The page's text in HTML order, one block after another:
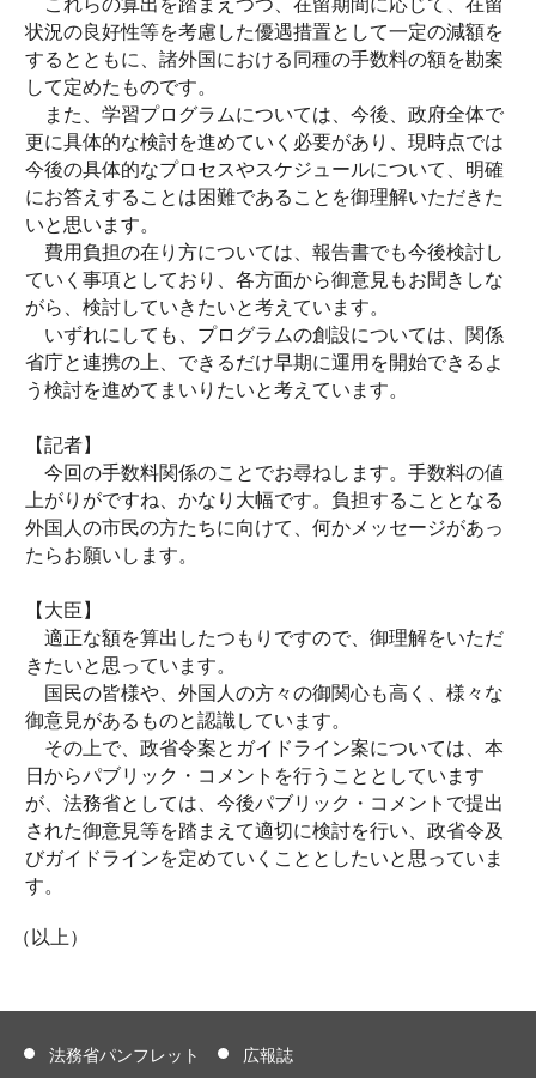
これらの算出を踏まえつつ、在留期間に応じて、在留
状況の良好性等を考慮した優遇措置として一定の減額を
するとともに、諸外国における同種の手数料の額を勘案
して定めたものです。
また、学習プログラムについては、今後、政府全体で
更に具体的な検討を進めていく必要があり、現時点では
今後の具体的なプロセスやスケジュールについて、明確
にお答えすることは困難であることを御理解いただきた
いと思います。
費用負担の在り方については、報告書でも今後検討し
ていく事項としており、各方面から御意見もお聞きしな
がら、検討していきたいと考えています。
いずれにしても、プログラムの創設については、関係
省庁と連携の上、できるだけ早期に運用を開始できるよ
う検討を進めてまいりたいと考えています。
【記者】
今回の手数料関係のことでお尋ねします。手数料の値
上がりがですね、かなり大幅です。負担することとなる
外国人の市民の方たちに向けて、何かメッセージがあっ
たらお願いします。
【大臣】
適正な額を算出したつもりですので、御理解をいただ
きたいと思っています。
国民の皆様や、外国人の方々の御関心も高く、様々な
御意見があるものと認識しています。
その上で、政省令案とガイドライン案については、本
日からパブリック・コメントを行うこととしています
が、法務省としては、今後パブリック・コメントで提出
された御意見等を踏まえて適切に検討を行い、政省令及
びガイドラインを定めていくこととしたいと思っていま
す。
（以上）
法務省パンフレット 広報誌